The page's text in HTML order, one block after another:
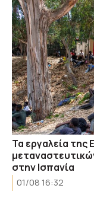
Τα εργαλεία της
στην Ισπανία
01/08 16:32